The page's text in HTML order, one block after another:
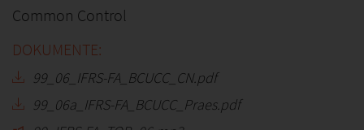
Common Control
99_06_IFRS-FA_BCUCC_CN.pdf
99_06a_IFRS-FA_BCUCC_Praes.pdf